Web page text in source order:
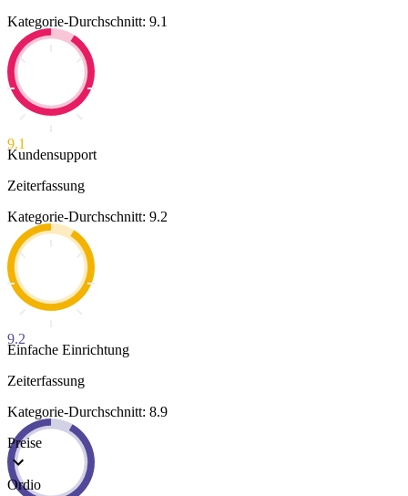
Kategorie-Durchschnitt: 9.1
9.1
Kundensupport
Zeiterfassung
Kategorie-Durchschnitt: 9.2
9.2
Einfache Einrichtung
Zeiterfassung
Kategorie-Durchschnitt: 8.9
Preise
Ordio